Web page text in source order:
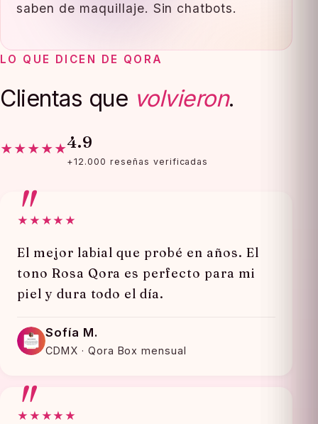
saben de maquillaje. Sin chatbots.
LO QUE DICEN DE QORA
Clientas que volvieron.
★★★★★4.9
+12.000 reseñas verificadas
★★★★★
El mejor labial que probé en años. El
tono Rosa Qora es perfecto para mi
piel y dura todo el día.
Sofía M.
CDMX · Qora Box mensual
★★★★★